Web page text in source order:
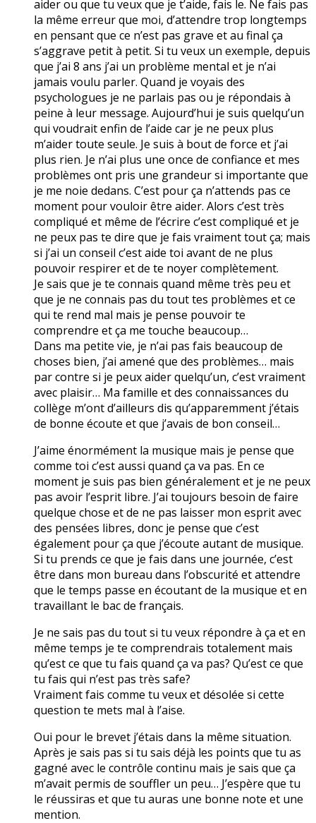
aider ou que tu veux que je t’aide, fais le. Ne fais pas
la même erreur que moi, d’attendre trop longtemps
en pensant que ce n’est pas grave et au final ça
s’aggrave petit à petit. Si tu veux un exemple, depuis
que j’ai 8 ans j’ai un problème mental et je n’ai
jamais voulu parler. Quand je voyais des
psychologues je ne parlais pas ou je répondais à
peine à leur message. Aujourd’hui je suis quelqu’un
qui voudrait enfin de l’aide car je ne peux plus
m’aider toute seule. Je suis à bout de force et j’ai
plus rien. Je n’ai plus une once de confiance et mes
problèmes ont pris une grandeur si importante que
je me noie dedans. C’est pour ça n’attends pas ce
moment pour vouloir être aider. Alors c’est très
compliqué et même de l’écrire c’est compliqué et je
ne peux pas te dire que je fais vraiment tout ça; mais
si j’ai un conseil c’est aide toi avant de ne plus
pouvoir respirer et de te noyer complètement.
Je sais que je te connais quand même très peu et
que je ne connais pas du tout tes problèmes et ce
qui te rend mal mais je pense pouvoir te
comprendre et ça me touche beaucoup…
Dans ma petite vie, je n’ai pas fais beaucoup de
choses bien, j’ai amené que des problèmes… mais
par contre si je peux aider quelqu’un, c’est vraiment
avec plaisir… Ma famille et des connaissances du
collège m’ont d’ailleurs dis qu’apparemment j’étais
de bonne écoute et que j’avais de bon conseil…
J’aime énormément la musique mais je pense que
comme toi c’est aussi quand ça va pas. En ce
moment je suis pas bien généralement et je ne peux
pas avoir l’esprit libre. J’ai toujours besoin de faire
quelque chose et de ne pas laisser mon esprit avec
des pensées libres, donc je pense que c’est
également pour ça que j’écoute autant de musique.
Si tu prends ce que je fais dans une journée, c’est
être dans mon bureau dans l’obscurité et attendre
que le temps passe en écoutant de la musique et en
travaillant le bac de français.
Je ne sais pas du tout si tu veux répondre à ça et en
même temps je te comprendrais totalement mais
qu’est ce que tu fais quand ça va pas? Qu’est ce que
tu fais qui n’est pas très safe?
Vraiment fais comme tu veux et désolée si cette
question te mets mal à l’aise.
Oui pour le brevet j’étais dans la même situation.
Après je sais pas si tu sais déjà les points que tu as
gagné avec le contrôle continu mais je sais que ça
m’avait permis de souffler un peu… J’espère que tu
le réussiras et que tu auras une bonne note et une
mention.